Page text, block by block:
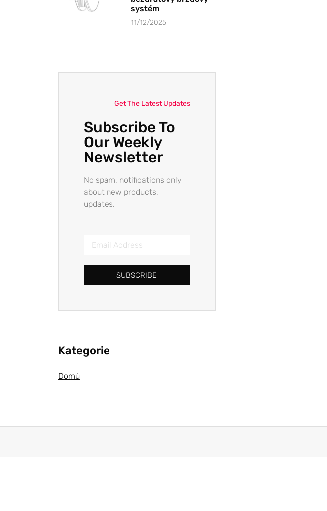
systém
11/12/2025
Get The Latest Updates
Subscribe To
Our Weekly
Newsletter
No spam, notifications only
about new products,
updates.
SUBSCRIBE
Kategorie
Domů